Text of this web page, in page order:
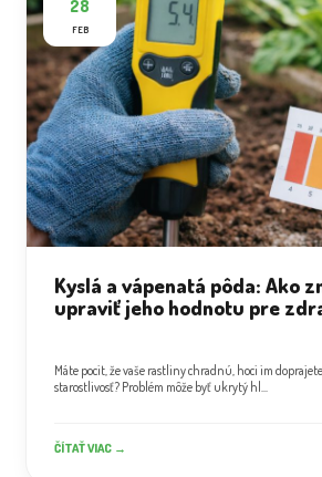
28
FEB
Kyslá a vápenatá pôda: Ako
upraviť jeho hodnotu pre
Máte pocit, že vaše rastliny chradnú, hoci im
starostlivosť? Problém môže byť ukrytý hl...
ČÍTAŤ VIAC →